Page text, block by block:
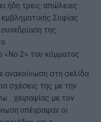
ήδη τρεις απώλειες.
Σοφίας
της
«Νο 2» του κόμματος.
ανακοίνωση στη σελίδα
σχέσεις της με την
...χειραψίας με τον
υπέγραψαν οι